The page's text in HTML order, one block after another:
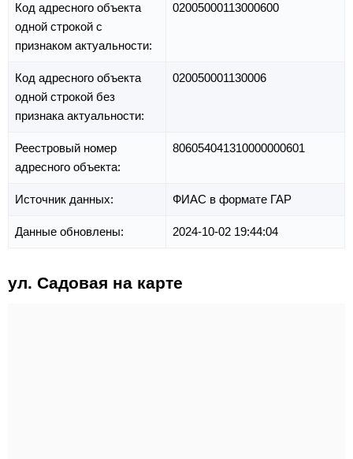
Код адресного объекта
одной строкой с
признаком актуальности:
02005000113000600
Код адресного объекта
одной строкой без
признака актуальности:
020050001130006
Реестровый номер
адресного объекта:
806054041310000000601
Источник данных: ФИАС в формате ГАР
Данные обновлены: 2024-10-02 19:44:04
ул. Садовая на карте